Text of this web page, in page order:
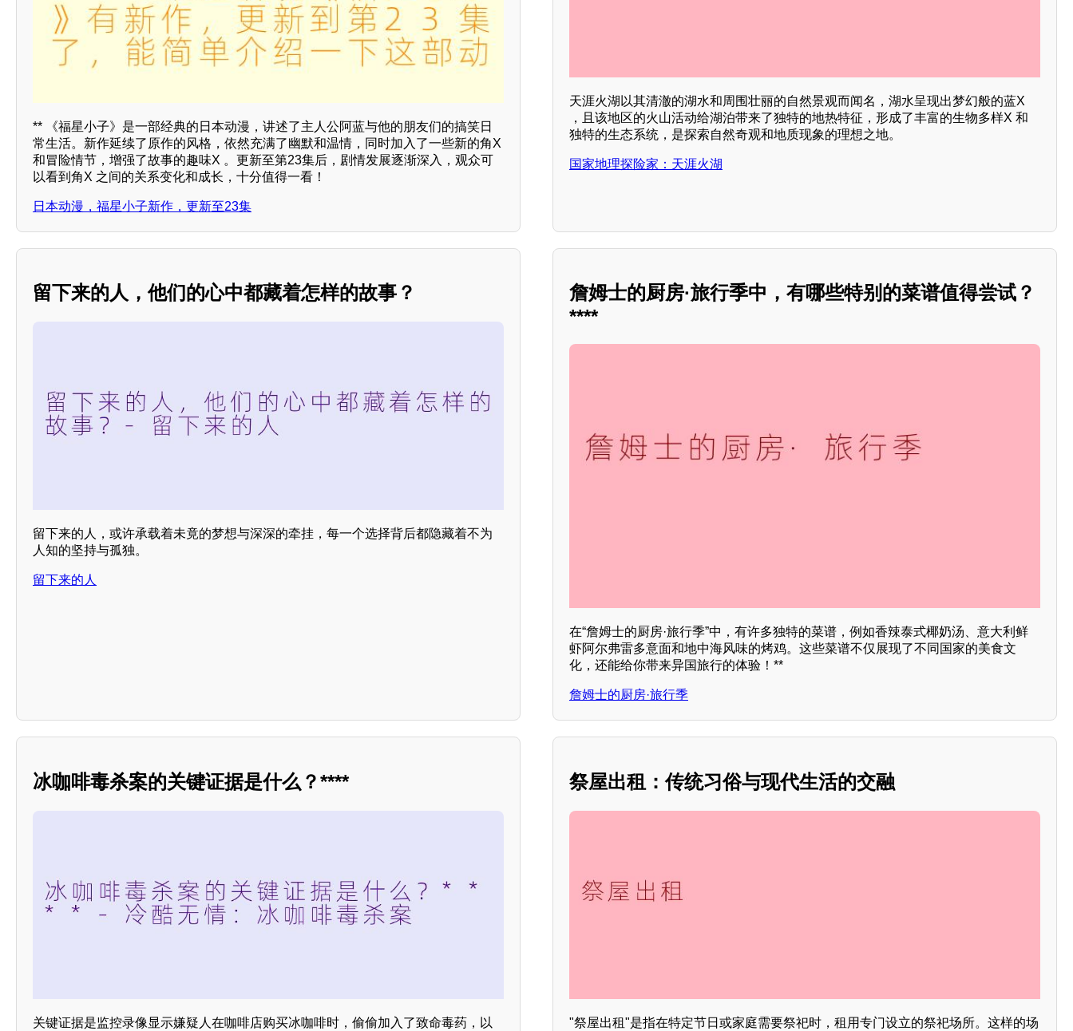
** 《福星小子》是一部经典的日本动漫，讲述了主人公阿蓝与他的朋友们的搞笑日
常生活。新作延续了原作的风格，依然充满了幽默和温情，同时加入了一些新的角X
和冒险情节，增强了故事的趣味X 。更新至第23集后，剧情发展逐渐深入，观众可
以看到角X 之间的关系变化和成长，十分值得一看！
日本动漫，福星小子新作，更新至23集
天涯火湖以其清澈的湖水和周围壮丽的自然景观而闻名，湖水呈现出梦幻般的蓝X
，且该地区的火山活动给湖泊带来了独特的地热特征，形成了丰富的生物多样X 和
独特的生态系统，是探索自然奇观和地质现象的理想之地。
国家地理探险家：天涯火湖
留下来的人，他们的心中都藏着怎样的故事？
留下来的人，或许承载着未竟的梦想与深深的牵挂，每一个选择背后都隐藏着不为
人知的坚持与孤独。
留下来的人
詹姆士的厨房·旅行季中，有哪些特别的菜谱值得尝试？
****
在“詹姆士的厨房·旅行季”中，有许多独特的菜谱，例如香辣泰式椰奶汤、意大利鲜
虾阿尔弗雷多意面和地中海风味的烤鸡。这些菜谱不仅展现了不同国家的美食文
化，还能给你带来异国旅行的体验！**
詹姆士的厨房·旅行季
冰咖啡毒杀案的关键证据是什么？****
关键证据是监控录像显示嫌疑人在咖啡店购买冰咖啡时，偷偷加入了致命毒药，以
祭屋出租：传统习俗与现代生活的交融
"祭屋出租"是指在特定节日或家庭需要祭祀时，租用专门设立的祭祀场所。这样的场